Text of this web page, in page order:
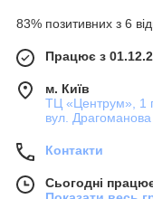
83% позитивних з 6
Працює з
м. Київ
ТЦ «Центрум», 1
вул.
Контакти
Сьогодні